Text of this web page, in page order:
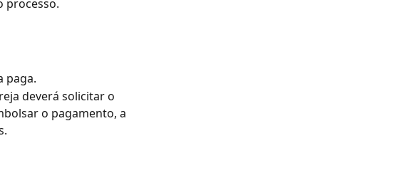
processo.
paga.
deverá solicitar o
o pagamento, a